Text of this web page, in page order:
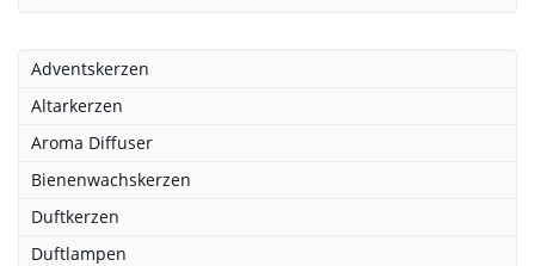
Adventskerzen
Altarkerzen
Aroma Diffuser
Bienenwachskerzen
Duftkerzen
Duftlampen